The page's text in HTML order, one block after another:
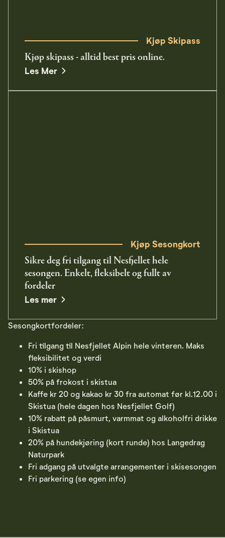
Kjøp Skipass
Kjøp skipass - alltid best pris online.
Les Mer
opens in a new window
Kjøp Sesongkort
Sikre deg fri tilgang til Nesfjellet hele
sesongen. Enkelt, fleksibelt og fullt av
fordeler
Les mer
opens in a new window
Sesongkortfordeler:
Fri tilgang til Nesfjellet Alpin hele vinteren. Maks
fleksibilitet og verdi
10% i skishop
50% på frokost i skistua
Kaffe kr 20 og kakao kr 30 fra automat før kl.12.00 i
Skistua (hele dagen hos Nesfjellet Golf)
10% rabatt på påsmurt, varmmat og alkoholfri drikke
i Skistua
20% på hundekjøring (kort runde) hos Langedrag
Naturpark
Fri adgang på utvalgte arrangementer i skisesongen
Fri parkering (se egen info)